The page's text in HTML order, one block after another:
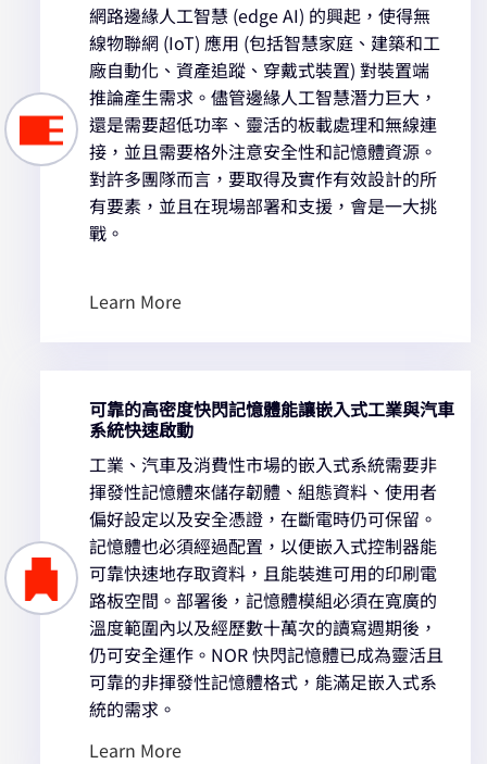
網路邊緣人工智慧 (edge AI) 的興起，使得無
線物聯網 (IoT) 應用 (包括智慧家庭、建築和工
廠自動化、資產追蹤、穿戴式裝置) 對裝置端
推論產生需求。儘管邊緣人工智慧潛力巨大，
還是需要超低功率、靈活的板載處理和無線連
接，並且需要格外注意安全性和記憶體資源。
對許多團隊而言，要取得及實作有效設計的所
有要素，並且在現場部署和支援，會是一大挑
戰。
Learn More
可靠的高密度快閃記憶體能讓嵌入式工業與汽車
系統快速啟動
工業、汽車及消費性市場的嵌入式系統需要非
揮發性記憶體來儲存韌體、組態資料、使用者
偏好設定以及安全憑證，在斷電時仍可保留。
記憶體也必須經過配置，以便嵌入式控制器能
可靠快速地存取資料，且能裝進可用的印刷電
路板空間。部署後，記憶體模組必須在寬廣的
溫度範圍內以及經歷數十萬次的讀寫週期後，
仍可安全運作。NOR 快閃記憶體已成為靈活且
可靠的非揮發性記憶體格式，能滿足嵌入式系
統的需求。
Learn More